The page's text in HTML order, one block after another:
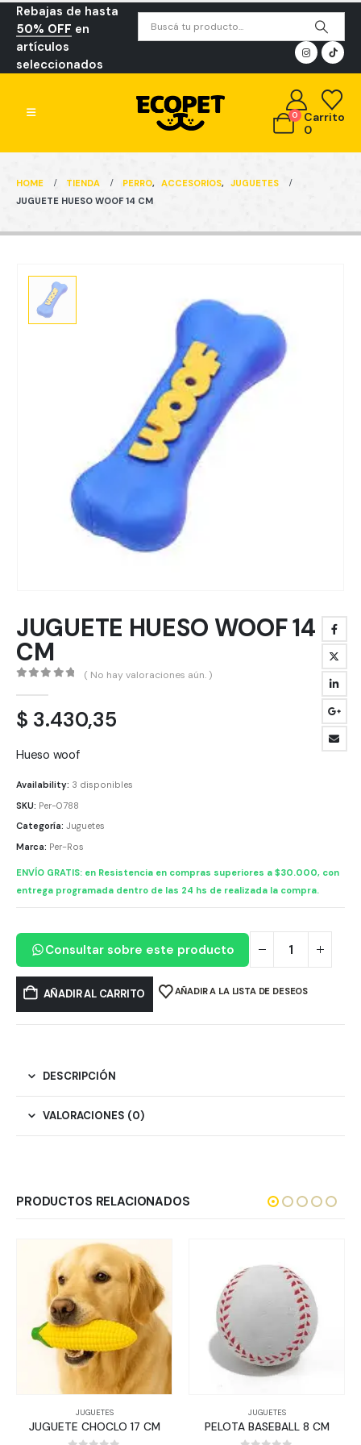
Rebajas de hasta
50% OFF en
artículos
seleccionados
0
Carrito
0
HOME TIENDA PERRO, ACCESORIOS, JUGUETES
JUGUETE HUESO WOOF 14 CM
JUGUETE HUESO WOOF 14
CM
( No hay valoraciones aún. )
$ 3.430,35
Hueso woof
Availability: 3 disponibles
SKU: Per-0788
Categoría: Juguetes
Marca: Per-Ros
ENVÍO GRATIS: en Resistencia en compras superiores a $30.000, con
entrega programada dentro de las 24 hs de realizada la compra.
Consultar sobre este producto
AÑADIR AL CARRITO AÑADIR A LA LISTA DE DESEOS
DESCRIPCIÓN
VALORACIONES (0)
PRODUCTOS RELACIONADOS
JUGUETES
JUGUETE CHOCLO 17 CM
JUGUETES
PELOTA BASEBALL 8 CM